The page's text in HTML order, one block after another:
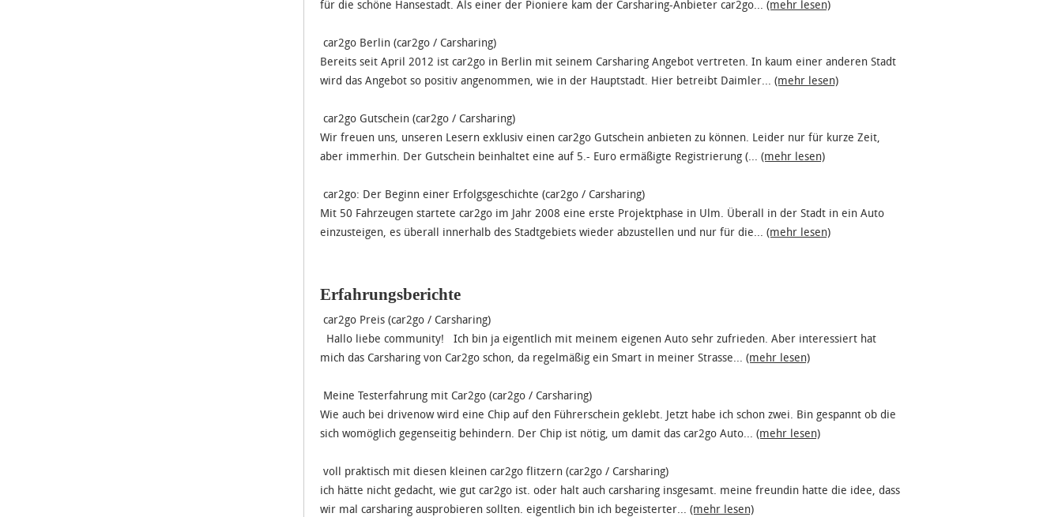
für die schöne Hansestadt. Als einer der Pioniere kam der Carsharing-Anbieter car2go... (mehr lesen)
car2go Berlin (car2go / Carsharing)
Bereits seit April 2012 ist car2go in Berlin mit seinem Carsharing Angebot vertreten. In kaum einer anderen Stadt
wird das Angebot so positiv angenommen, wie in der Hauptstadt. Hier betreibt Daimler... (mehr lesen)
car2go Gutschein (car2go / Carsharing)
Wir freuen uns, unseren Lesern exklusiv einen car2go Gutschein anbieten zu können. Leider nur für kurze Zeit,
aber immerhin. Der Gutschein beinhaltet eine auf 5.- Euro ermäßigte Registrierung (... (mehr lesen)
car2go: Der Beginn einer Erfolgsgeschichte (car2go / Carsharing)
Mit 50 Fahrzeugen startete car2go im Jahr 2008 eine erste Projektphase in Ulm. Überall in der Stadt in ein Auto
einzusteigen, es überall innerhalb des Stadtgebiets wieder abzustellen und nur für die... (mehr lesen)
Erfahrungsberichte
car2go Preis (car2go / Carsharing)
Hallo liebe community! Ich bin ja eigentlich mit meinem eigenen Auto sehr zufrieden. Aber interessiert hat
mich das Carsharing von Car2go schon, da regelmäßig ein Smart in meiner Strasse... (mehr lesen)
Meine Testerfahrung mit Car2go (car2go / Carsharing)
Wie auch bei drivenow wird eine Chip auf den Führerschein geklebt. Jetzt habe ich schon zwei. Bin gespannt ob die
sich womöglich gegenseitig behindern. Der Chip ist nötig, um damit das car2go Auto... (mehr lesen)
voll praktisch mit diesen kleinen car2go flitzern (car2go / Carsharing)
ich hätte nicht gedacht, wie gut car2go ist. oder halt auch carsharing insgesamt. meine freundin hatte die idee, dass
wir mal carsharing ausprobieren sollten. eigentlich bin ich begeisterter... (mehr lesen)